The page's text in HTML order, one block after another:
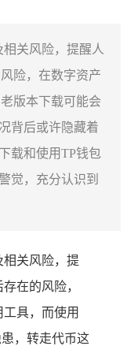
关风险，提醒人
险，在数字资产
版本下载可能会
背后或许隐藏着
载和使用TP钱包
觉，充分认识到
关风险，提
在的风险，
具，而使用
，转走代币这